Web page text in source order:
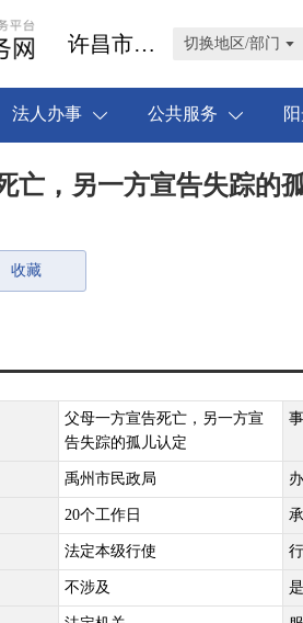
许昌市禹州市 切换地区/部门
法人办事 公共服务
亡，另一方宣告失踪的
收藏
父母一方宣告死亡，另一方宣
告失踪的孤儿认定
禹州市民政局
20个工作日
法定本级行使
不涉及